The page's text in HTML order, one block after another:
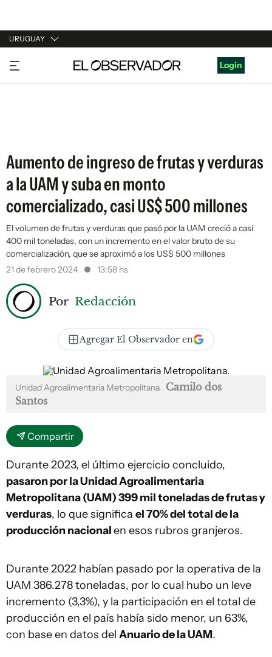
URUGUAY
URUGUAY
ARGENTINA
Login
Aumento de ingreso de frutas y verduras
a la UAM y suba en monto
comercializado, casi US$ 500 millones
El volumen de frutas y verduras que pasó por la UAM creció a casi
400 mil toneladas, con un incremento en el valor bruto de su
comercialización, que se aproximó a los US$ 500 millones
21 de febrero 2024
13:58 hs
Por Redacción
Agregar El Observador en
Unidad Agroalimentaria Metropolitana. Camilo dos
Santos
Compartir
Durante 2023, el último ejercicio concluido,
pasaron por la Unidad Agroalimentaria
Metropolitana (UAM) 399 mil toneladas de frutas y
verduras, lo que significa el 70% del total de la
producción nacionalen esos rubros granjeros.
Durante 2022 habían pasado por la operativa de la
UAM 386.278 toneladas, por lo cual hubo un leve
incremento (3,3%), y la participación en el total de
producción en el país había sido menor, un 63%,
con base en datos del Anuario de la UAM.